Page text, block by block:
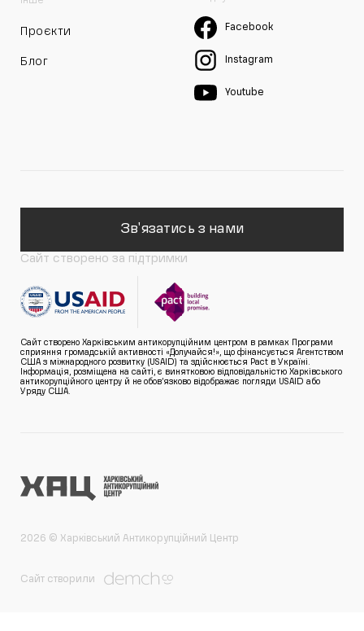
Проєкти
Блог
Facebook
Instagram
Youtube
Зв'язатись з нами
Сайт створено за підтримки
Сайт створено Харківським антикорупційним центром в рамках Програми
сприяння громадській активності «Долучайся!», що фінансується Агентством
США з міжнародного розвитку (USAID) та здійснюється Pact в Україні.
Інформація, розміщена на сайті, є винятковою відповідальністю Харківського
антикорупційного центру й не обов’язково відображає погляди USAID або
Уряду США.
2026 © Харківський Антикорупційний Центр
Сайт створили